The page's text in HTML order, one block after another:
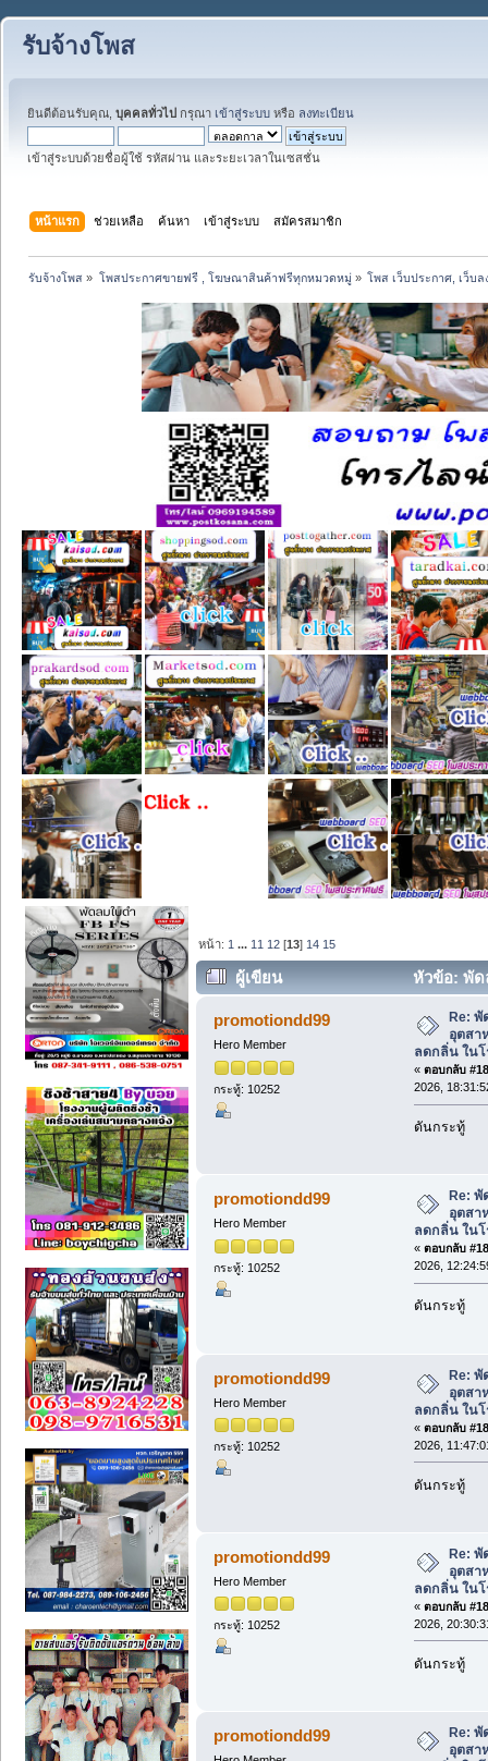
รับจ้างโพส
ยินดีต้อนรับคุณ, บุคคลทั่วไป กรุณา เข้าสู่ระบบ หรือ ลงทะเบียน
เข้าสู่ระบบด้วยชื่อผู้ใช้ รหัสผ่าน และระยะเวลาในเซสชั่น
หน้าแรก ช่วยเหลือ ค้นหา เข้าสู่ระบบ สมัครสมาชิก
รับจ้างโพส » โพสประกาศขายฟรี , โฆษณาสินค้าฟรีทุกหมวดหมู่» โพส เว็บประกาศ, เว็บ
หน้า: 1 ... 11 12 [13] 14 15
ผู้เขียน
หัวข้อ: พัด
กลิ่น ในโรงงาน ประหยัดไฟ! (อ่าน 3022
promotiondd99
Hero Member
กระทู้: 10252
Re: พั
อุตสา
ลดกลิ่น ในโ
« ตอบกลับ
2026,
ดันกระทู้
promotiondd99
Hero Member
กระทู้: 10252
Re: พั
อุตสา
ลดกลิ่น ในโ
« ตอบกลับ
2026,
ดันกระทู้
promotiondd99
Hero Member
กระทู้: 10252
Re: พั
อุตสา
ลดกลิ่น ในโ
« ตอบกลับ
2026,
ดันกระทู้
promotiondd99
Hero Member
กระทู้: 10252
Re: พั
อุตสา
ลดกลิ่น ในโ
« ตอบกลับ
2026,
ดันกระทู้
promotiondd99
Re: พั
อุตสา